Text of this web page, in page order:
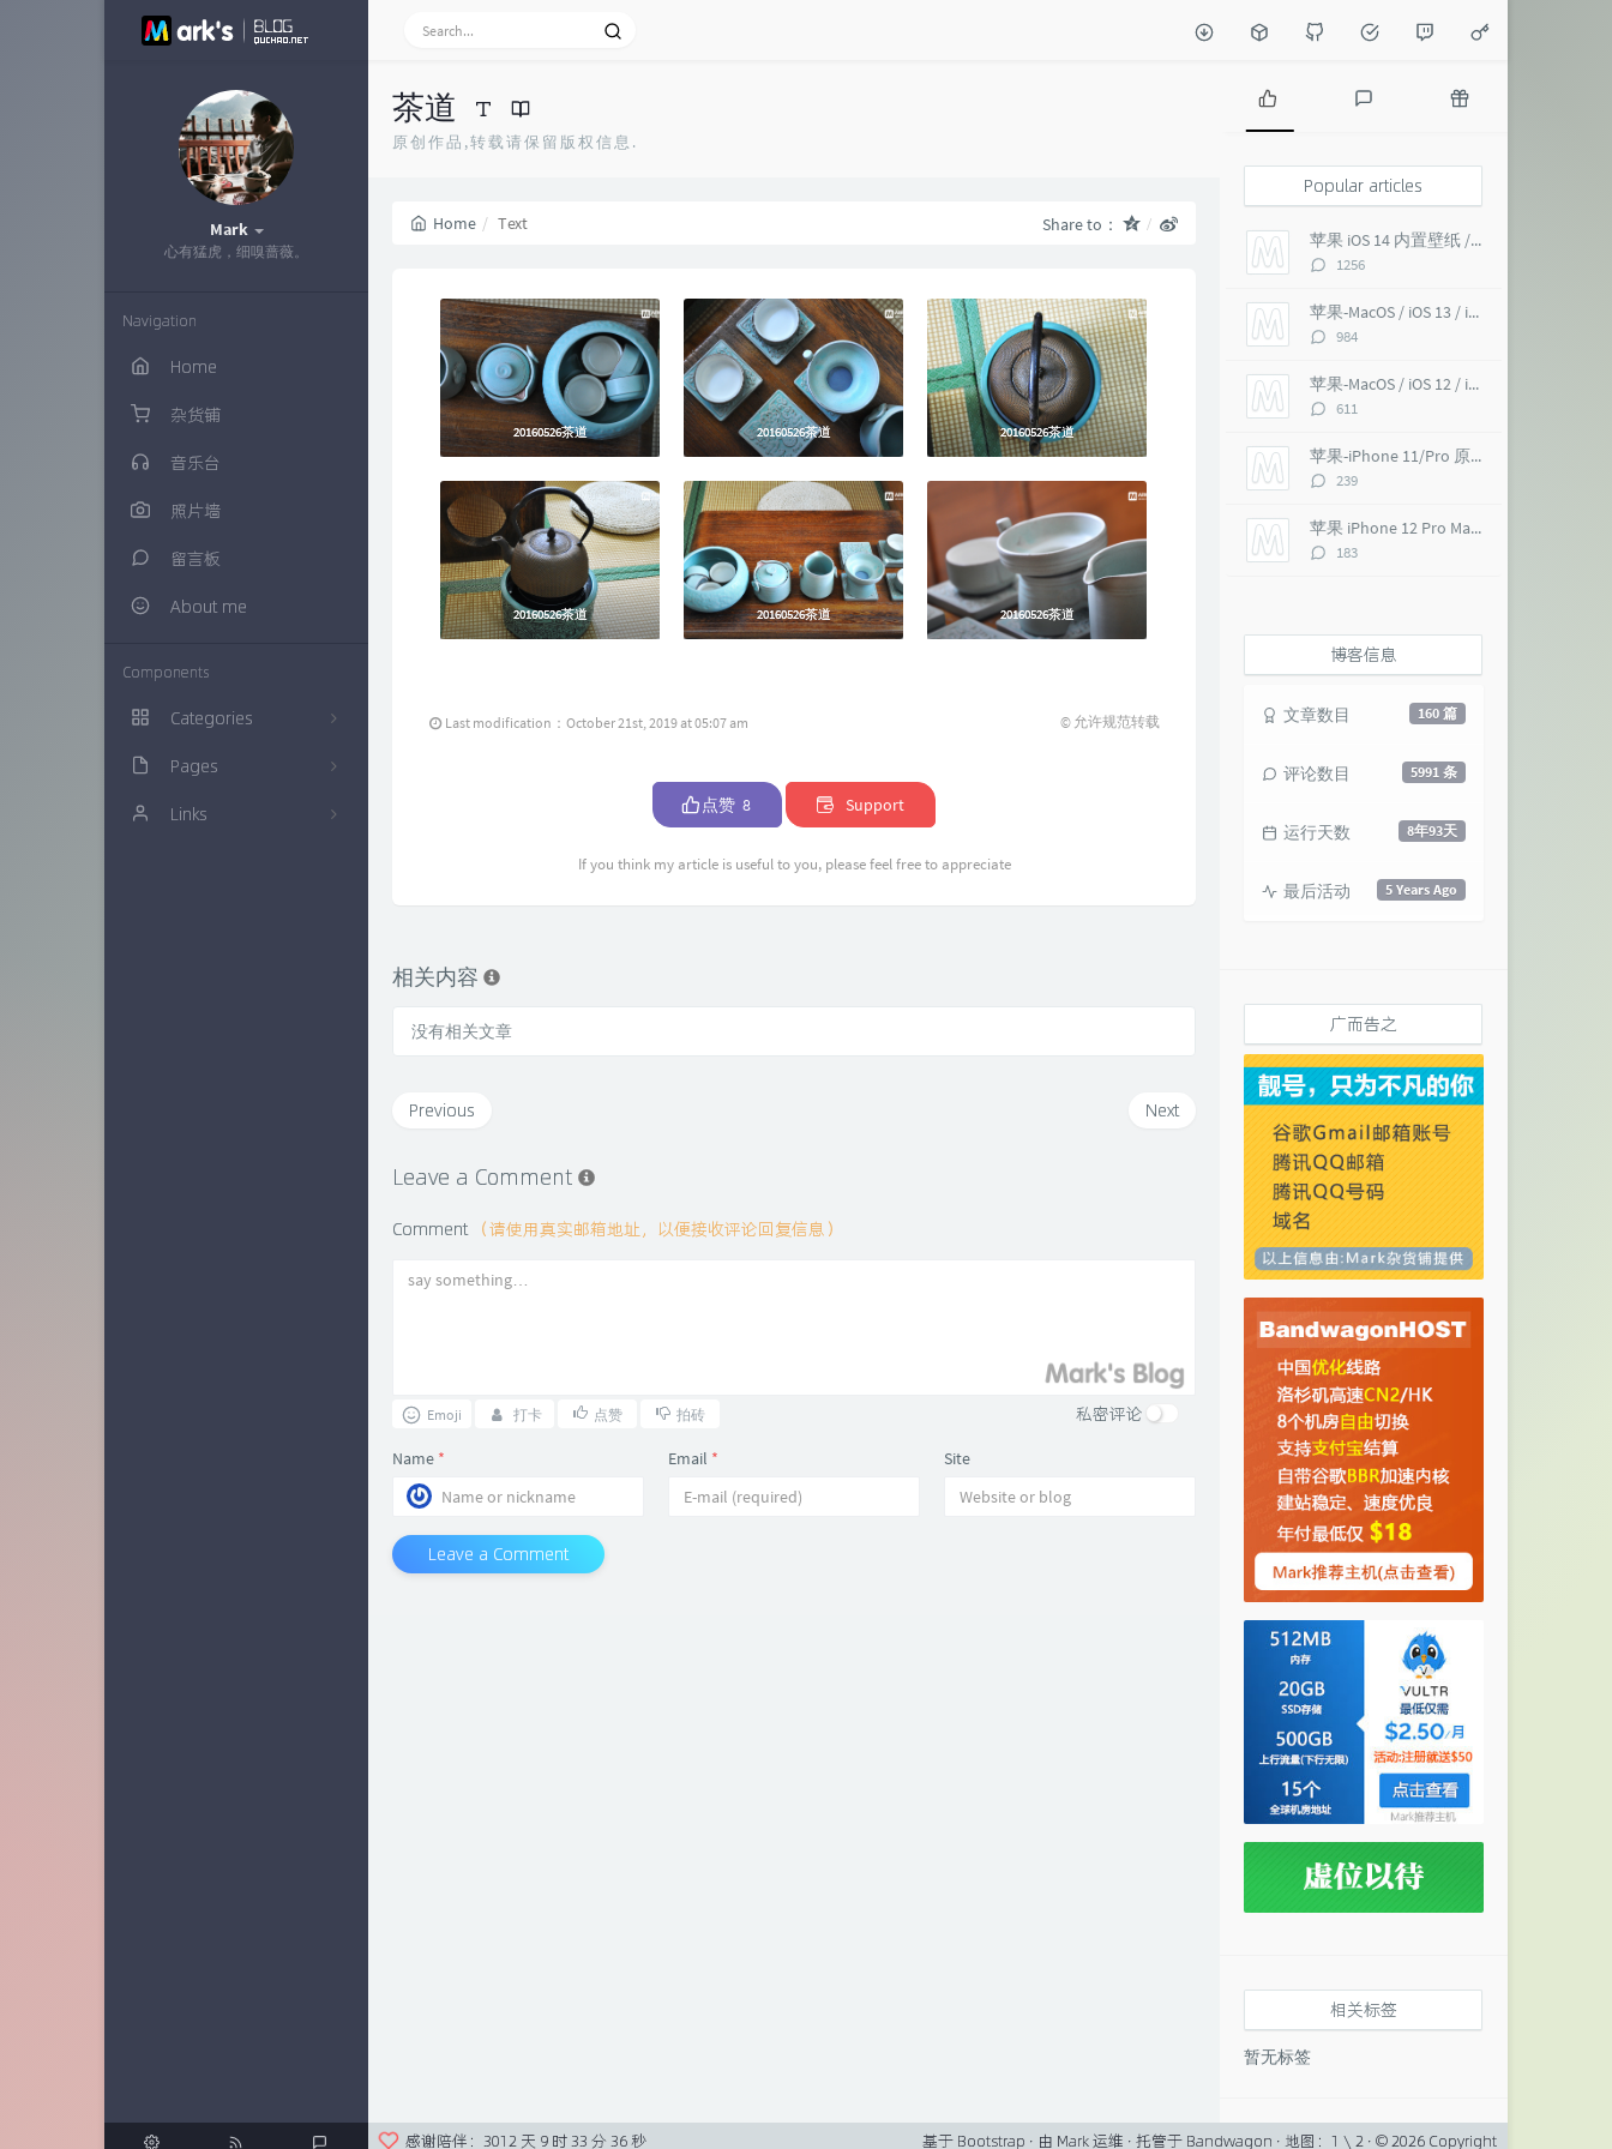
Mark
心有猛虎，细嗅蔷薇。
Navigation
Home
杂货铺
音乐台
照片墙
留言板
About me
Components
Categories
20
生活随笔
16
建站知识
Pages
归档栏
Links
茶道
原创作品,转载请保留版权信息.
Home Text Share to：
20160526茶道
20160526茶道 20160526茶道
20160526茶道 20160526茶道
20160526茶道
20160526茶道
20160526茶道 20160526茶道
20160526茶道 20160526茶道
20160526茶道
Last modification：October 21st, 2019 at 05:07 am © 允许规范转载
点赞 8 Support
If you think my article is useful to you, please feel free to appreciate
相关内容
没有相关文章
Next
Previous
Leave a Comment
Comment （请使用真实邮箱地址，以便接收评论回复信息）
Emoji 打卡 点赞 拍砖 私密评论
Name * Email * Site
Leave a Comment
P
u
l
a
r
a
r
t
i
c
l
e
s
t
e
t
c
m
n
d
m
Popular articles
苹果 iOS 14 内置壁纸 / macOS Big Sur 超高清 6K
评
数：
1256
苹果-MacOS / iOS 13 / iMac Pro 5K 超高清壁纸
评
数：
984
苹果-MacOS / iOS 12 / iMac Pro 5K 壁纸
评
数：
611
苹果-iPhone 11/Pro 原生 超高清壁纸
评
数：
239
苹果 iPhone 12 Pro Max 内置壁纸 超高清
评
183
博客信息
160 篇
文章数目
5991 条
评论数目
8年93天
运行天数
5 Years Ago
最后活动
广而告之
相关标签
暂无标签
基于 Bootstrap · 由 Mark运维 · 托管于 Bandwagon · 地图： 1 \ 2 · © 2026 Copyright
感谢陪伴： 3012 天 9 时 33 分 36 秒